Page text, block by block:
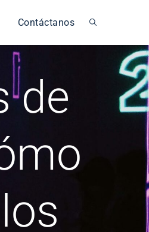
Contáctanos
de